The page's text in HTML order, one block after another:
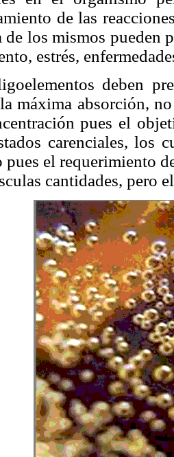
de las
de los mismos pueden
estrés,
deben
máxima absorción,
pues el
carenciales, los
el requerimiento
cantidades, pero